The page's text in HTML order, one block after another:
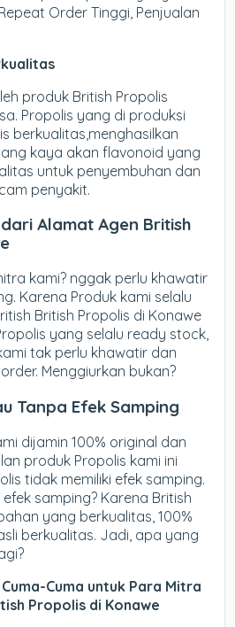
Order Tinggi, Penjualan
produk British Propolis
Propolis yang di produksi
berkualitas,menghasilkan
kaya akan flavonoid yang
untuk penyembuhan dan
penyakit.
Alamat Agen British
kami? nggak perlu khawatir
Karena Produk kami selalu
British Propolis di Konawe
yang selalu ready stock,
tak perlu khawatir dan
Menggiurkan bukan?
Tanpa Efek Samping
dijamin 100% original dan
produk Propolis kami ini
tidak memiliki efek samping.
samping? Karena British
yang berkualitas, 100%
berkualitas. Jadi, apa yang
Cuma untuk Para Mitra
Propolis di Konawe